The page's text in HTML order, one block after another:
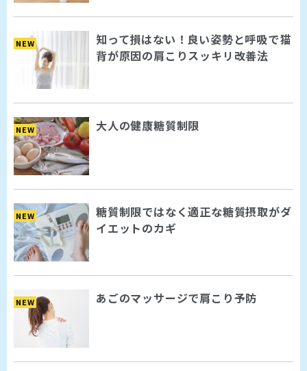
NEW
知って損はない！良い姿勢と呼吸で猫
背が原因の肩こりスッキリ改善法
NEW 大人の健康糖質制限
NEW
糖質制限ではなく適正な糖質摂取がダ
イエットのカギ
NEW あごのマッサージで肩こり予防